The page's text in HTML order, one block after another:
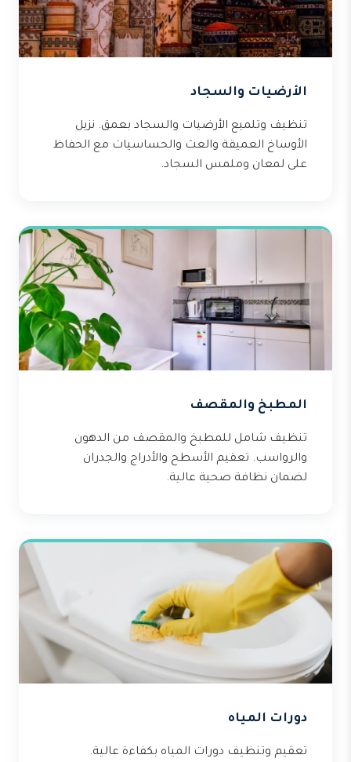
الأرضيات والسجاد
تنظيف وتلميع الأرضيات والسجاد بعمق. نزيل
الأوساخ العميقة والعث والحساسيات مع الحفاظ
على لمعان وملمس السجاد.
المطبخ والمقصف
تنظيف شامل للمطبخ والمقصف من الدهون
والرواسب. تعقيم الأسطح والأدراج والجدران
لضمان نظافة صحية عالية.
دورات المياه
تعقيم وتنظيف دورات المياه بكفاءة عالية.